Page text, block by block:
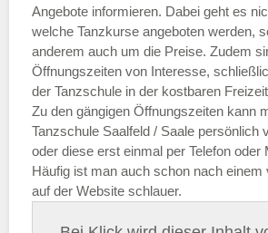
Angebote informieren. Dabei geht es
welche Tanzkurse angeboten werden,
anderem auch um die Preise. Zudem
Öffnungszeiten von Interesse,
der Tanzschule in der kostbaren
Zu den gängigen Öffnungszeiten kann
Tanzschule Saalfeld / Saale persönlich
oder diese erst einmal per Telefon oder
Häufig ist man auch schon nach einem
auf der Website schlauer.